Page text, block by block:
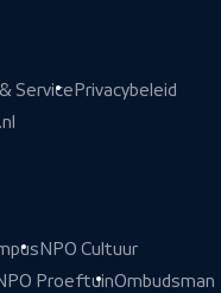
Service Privacybeleid
NPO Cultuur
ProeftuinOmbudsman